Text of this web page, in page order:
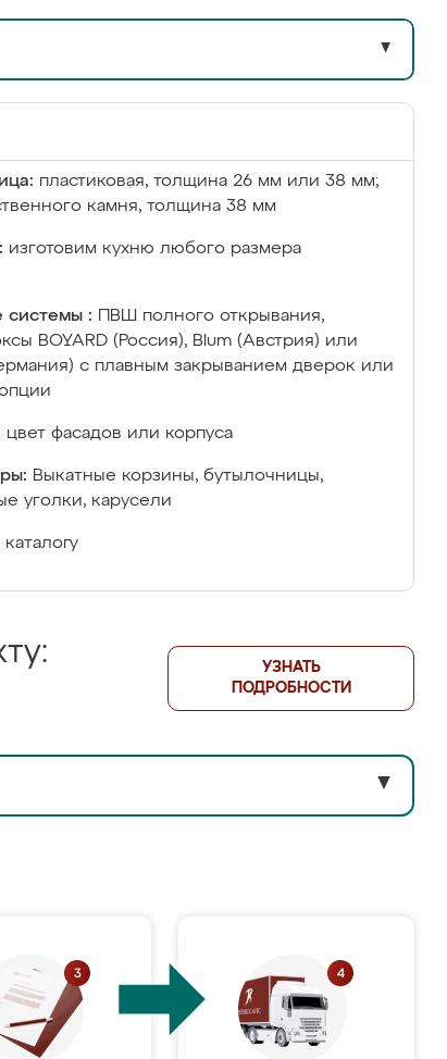
▼
пластиковая, толщина 26 мм или 38 мм;
камня, толщина 38 мм
изготовим кухню любого размера
системы :
ПВШ полного открывания,
BOYARD (Россия), Blum (Австрия) или
с плавным закрыванием дверок или
цвет фасадов или корпуса
Выкатные корзины, бутылочницы,
уголки, карусели
каталогу
УЗНАТЬ
ПОДРОБНОСТИ
▼